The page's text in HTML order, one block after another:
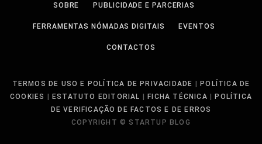
SOBRE PUBLICIDADE E PARCERIAS
FERRAMENTAS NÓMADAS DIGITAIS EVENTOS
CONTACTOS
TERMOS DE USO E POLÍTICA DE PRIVACIDADE
POLÍTICA DE
COOKIES
ESTATUTO EDITORIAL FICHA TÉCNICA
POLÍTICA
DE VERIFICAÇÃO DE FACTOS E DE ERROS
COPYRIGHT © STARTUP BLOG